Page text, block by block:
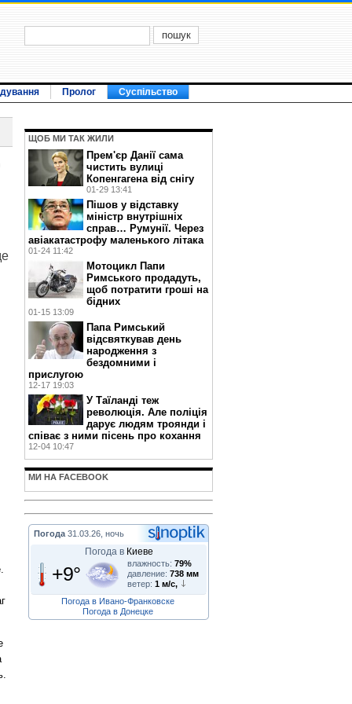
Пролог Суспільство
ЩОБ МИ ТАК ЖИЛИ
Прем'єр Данії сама
чистить вулиці
Копенгагена від снігу
01-29 13:41
Пішов у відставку
міністр внутрішніх
справ… Румунії. Через
авіакатастрофу маленького літака
01-24 11:42
Мотоцикл Папи
Римського продадуть,
щоб потратити гроші на
бідних
01-15 13:09
Папа Римський
відсвяткував день
народження з
бездомними і
прислугою
12-17 19:03
У Таїланді теж
революція. Але поліція
дарує людям троянди і
співає з ними пісень про кохання
12-04 10:47
МИ НА FACEBOOK
Погода 31.03.26, ночь
Погода в Киеве
+9° влажность: 79%
давление: 738 мм
ветер: 1 м/с,
Погода в Ивано-Франковске
Погода в Донецке